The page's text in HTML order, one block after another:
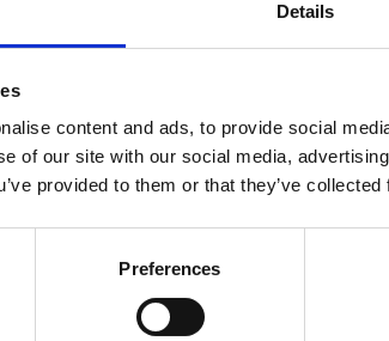
Details
content and ads, to provide social
of our site with our social media,
provided to them or that they’ve
Preferences